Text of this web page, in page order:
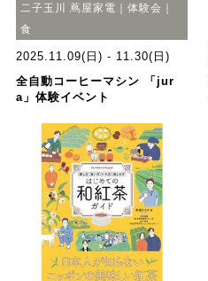
二子玉川 蔦屋家電｜体験会｜
食
2025.11.09(日) - 11.30(日)
全自動コーヒーマシン 「jur
a」体験イベント